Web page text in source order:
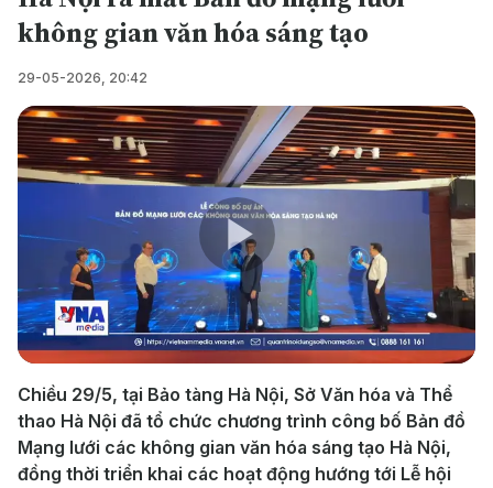
không gian văn hóa sáng tạo
29-05-2026, 20:42
Play
Video
Chiều 29/5, tại Bảo tàng Hà Nội, Sở Văn hóa và Thể
thao Hà Nội đã tổ chức chương trình công bố Bản đồ
Mạng lưới các không gian văn hóa sáng tạo Hà Nội,
đồng thời triển khai các hoạt động hướng tới Lễ hội